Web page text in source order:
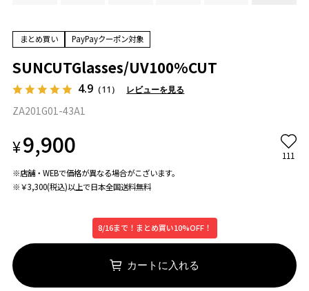
まとめ買い PayPayクーポン対象
SUNCUTGlasses/UV100%CUT
4.9 （11） レビューを見る
ZA201G01-43A1
¥9,900
111
※店舗・WEBで価格が異なる場合がこざいます。
※￥3,300(税込)以上で日本全国送料無料
8/16まで！まとめ買い10%OFF！
カートに入れる